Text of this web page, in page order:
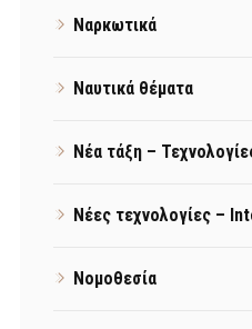
Ναρκωτικά
Ναυτικά θέματα
Νέα τάξη –
Νέες τεχνολογίες –
Νομοθεσία